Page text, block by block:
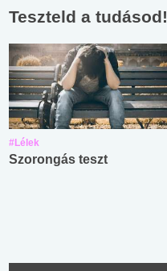
Teszteld a tudásod!
#Lélek
Szorongás teszt